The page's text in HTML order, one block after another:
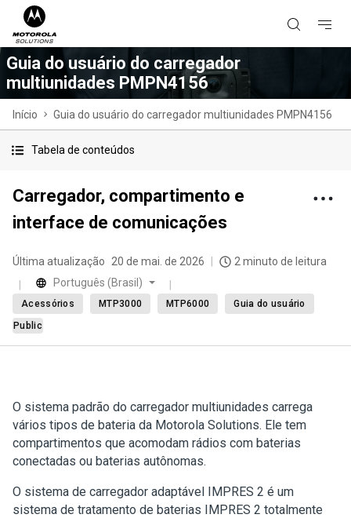
Guia do usuário do carregador
multiunidades PMPN4156
Início Guia do usuário do carregador multiunidades PMPN4156
Tabela de conteúdos
Carregador, compartimento e
interface de comunicações
Última atualização 20 de mai. de 2026
2 minuto de leitura
Português (Brasil)
Acessórios MTP3000 MTP6000
Guia do usuário
Public
O sistema padrão do carregador multiunidades carrega
vários tipos de bateria da Motorola Solutions. Ele tem
compartimentos que acomodam rádios com baterias
conectadas ou baterias autônomas.
O sistema de carregador adaptável IMPRES 2 é um
sistema de tratamento de baterias IMPRES 2 totalmente